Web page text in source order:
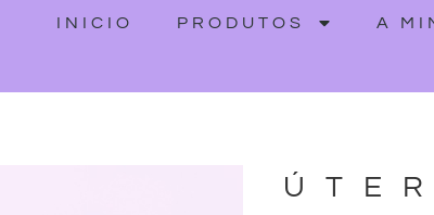
INICIO PRODUTOS A